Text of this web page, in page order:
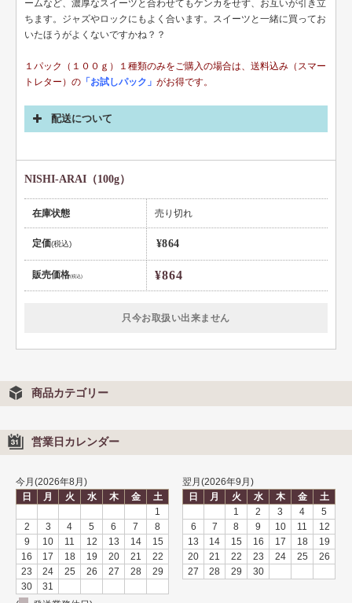
ームなど、濃厚なスイーツと合わせてもケンカをせず、お互いが引き立
ちます。ジャズやロックにもよく合います。スイーツと一緒に買ってお
いたほうがよくないですかね？？
１パック（１００ｇ）１種類のみをご購入の場合は、送料込み（スマー
トレター）の「お試しパック」 がお得です。
配送について
NISHI-ARAI（100g）
在庫状態 売り切れ
定価(税込) ¥864
販売価格(税込) ¥864
只今お取扱い出来ません
商品カテゴリー
営業日カレンダー
今月(2026年8月)
日
月 火 水 木 金
土
1
2
3 4 5 6 7
8
9
10 11 12 13 14
15
16
17 18 19 20 21
22
23
24 25 26 27 28
29
30
31
翌月(2026年9月)
日
月 火 水 木 金
土
1
2 3 4
5
6
7 8 9 10 11
12
13
14 15 16 17 18
19
20
21 22 23 24 25
26
27
28 29 30